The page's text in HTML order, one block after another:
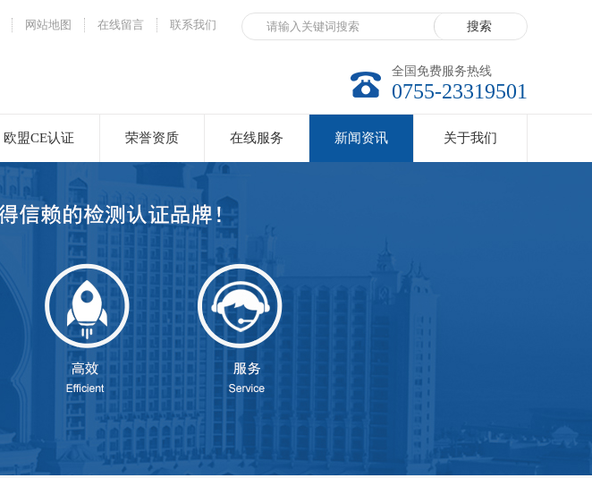
网站地图 在线留言 联系我们
全国免费服务热线
0755-23319501
欧盟CE认证 荣誉资质 在线服务 新闻资讯 关于我们